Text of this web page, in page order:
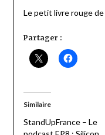
Le petit livre rouge
Partager :
Similaire
StandUpFrance – Le